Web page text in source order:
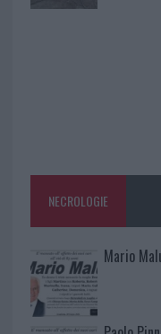
NECROLOGIE
Mario